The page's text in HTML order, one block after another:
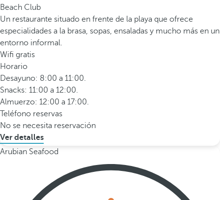
Beach Club
Un restaurante situado en frente de la playa que ofrece
especialidades a la brasa, sopas, ensaladas y mucho más en un
entorno informal.
Wifi gratis
Horario
Desayuno: 8:00 a 11:00.
Snacks: 11:00 a 12:00.
Almuerzo: 12:00 a 17:00.
Teléfono reservas
No se necesita reservación
Ver detalles
Arubian Seafood